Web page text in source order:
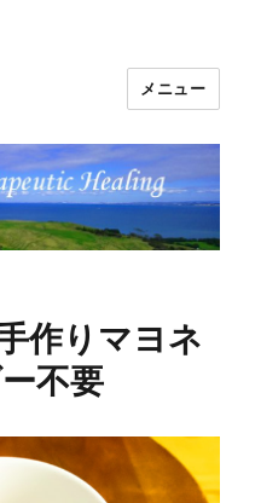
Healing
メニュー
作りマヨネ
不要